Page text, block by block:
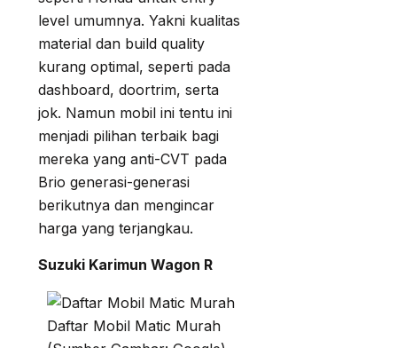
level umumnya. Yakni kualitas
material dan build quality
kurang optimal, seperti pada
dashboard, doortrim, serta
jok. Namun mobil ini tentu ini
menjadi pilihan terbaik bagi
mereka yang anti-CVT pada
Brio generasi-generasi
berikutnya dan mengincar
harga yang terjangkau.
Suzuki Karimun Wagon R
Daftar Mobil Matic Murah